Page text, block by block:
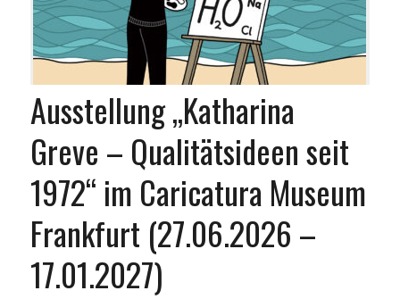
Ausstellung „Katharina
Greve – Qualitätsideen seit
1972“ im Caricatura Museum
Frankfurt (27.06.2026 –
17.01.2027)